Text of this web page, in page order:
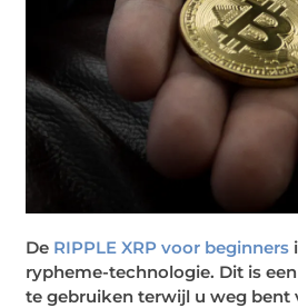
De RIPPLE XRP voor beginners
rypheme-technologie. Dit is
te gebruiken terwijl u weg bent